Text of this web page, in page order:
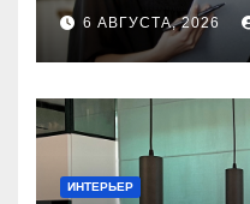
6 АВГУСТА, 2026
ИНТЕРЬЕР